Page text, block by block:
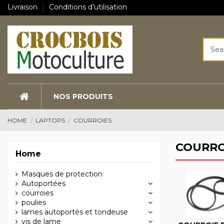
Livraison Conditions d'utilisation
NOS PRODUITS
HOME LAPTOPS COURROIES
Home
Masques de protection
Autoportées
courroies
poulies
lames autoportés et tondeuse
vis de lame